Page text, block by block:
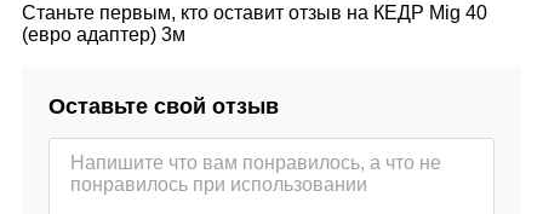
Станьте первым, кто оставит отзыв на КЕДР Mig 40
(евро адаптер) 3м
Оставьте свой отзыв